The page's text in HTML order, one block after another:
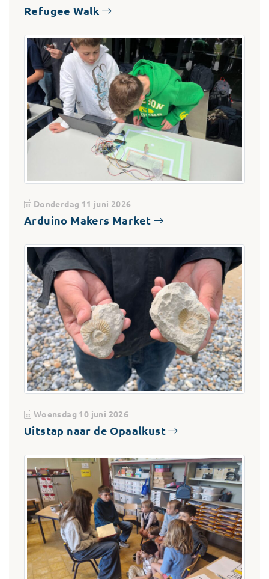
Refugee Walk
Donderdag 11 juni 2026
Arduino Makers Market
Woensdag 10 juni 2026
Uitstap naar de Opaalkust